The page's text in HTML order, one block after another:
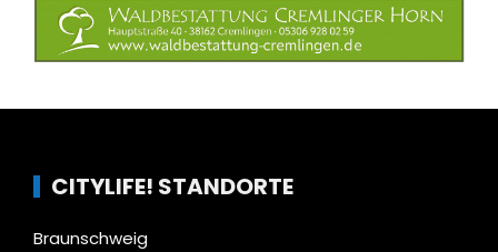
CITYLIFE! STANDORTE
Braunschweig